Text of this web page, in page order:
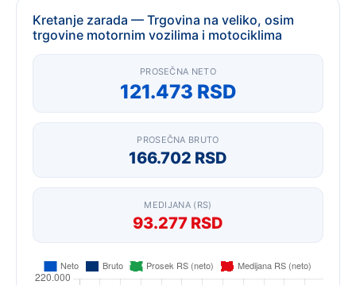
Kretanje zarada — Trgovina na veliko, osim
trgovine motornim vozilima i motociklima
PROSEČNA NETO
121.473 RSD
PROSEČNA BRUTO
166.702 RSD
MEDIJANA (RS)
93.277 RSD